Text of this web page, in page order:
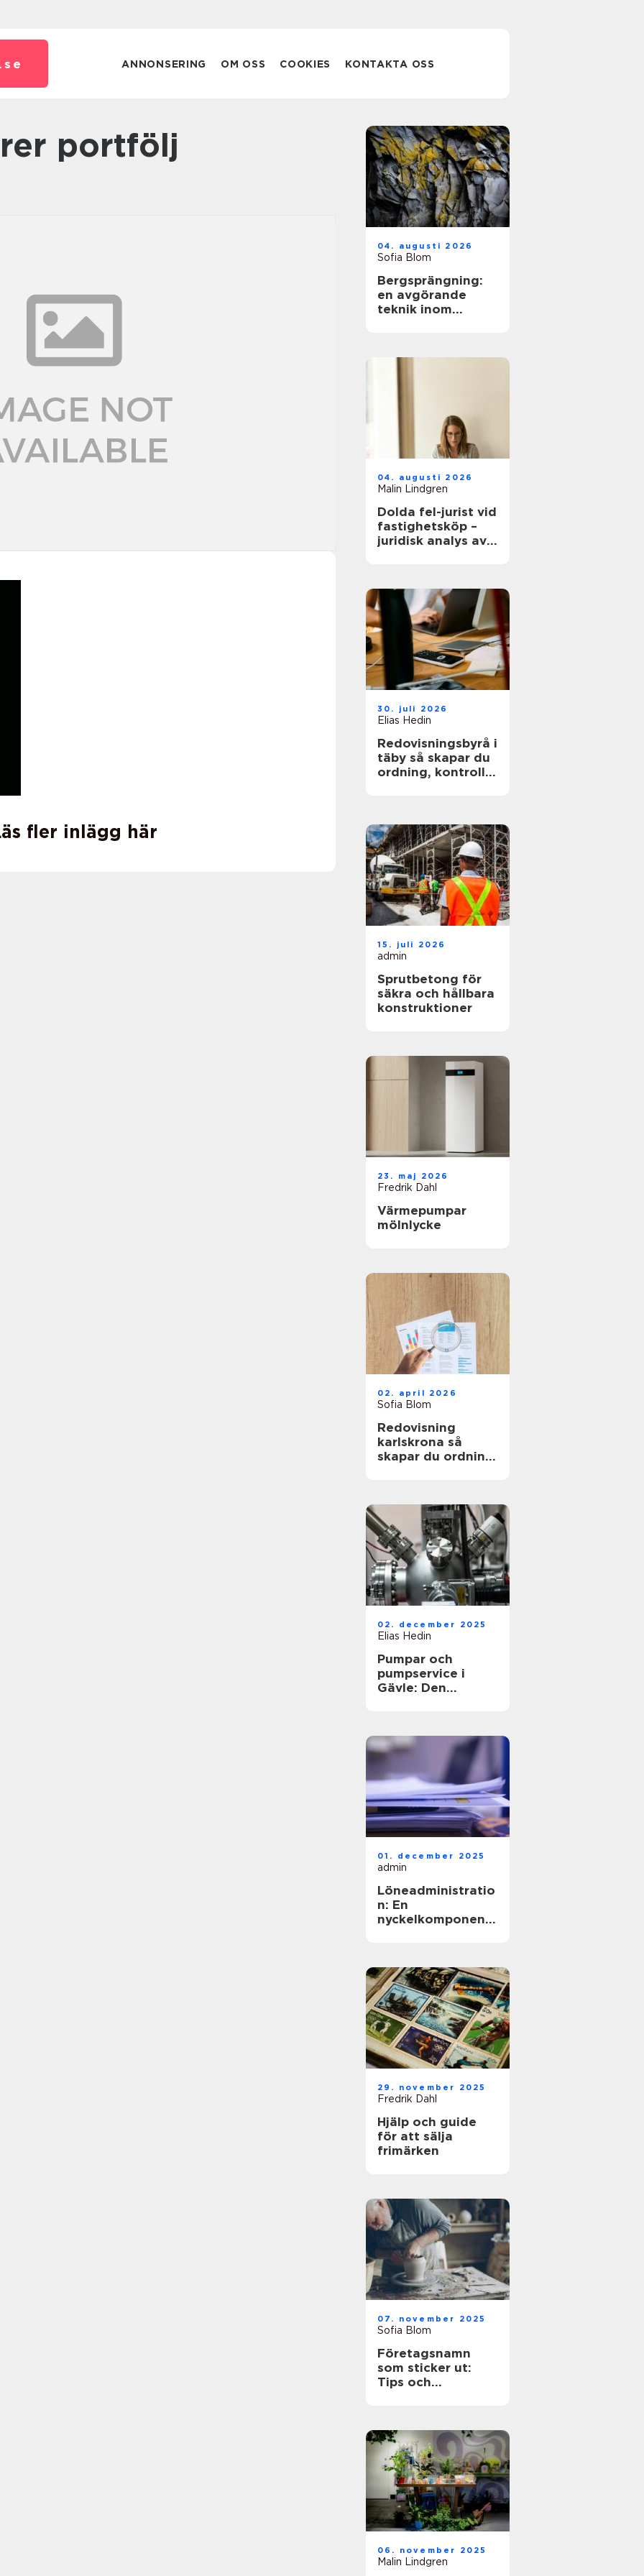
se ANNONSERING OM OSS COOKIES KONTAKTA OSS
portfölj
fler inlägg här
04. augusti 2026
Sofia Blom
Bergsprängning:
en avgörande
teknik inom
04. augusti 2026
Malin Lindgren
Dolda fel-jurist vid
fastighetsköp –
juridisk analys av
praktiken
30. juli 2026
Elias Hedin
Redovisningsbyrå i
täby så skapar du
ordning, kontroll
15. juli 2026
admin
Sprutbetong för
säkra och hållbara
konstruktioner
23. maj 2026
Fredrik Dahl
Värmepumpar
mölnlycke
02. april 2026
Sofia Blom
Redovisning
karlskrona så
skapar du ordning
02. december 2025
Elias Hedin
Pumpar och
pumpservice i
Gävle: Den
01. december 2025
admin
Löneadministratio
n: En
nyckelkomponent
29. november 2025
Fredrik Dahl
Hjälp och guide
för att sälja
frimärken
07. november 2025
Sofia Blom
Företagsnamn
som sticker ut:
Tips och
06. november 2025
Malin Lindgren